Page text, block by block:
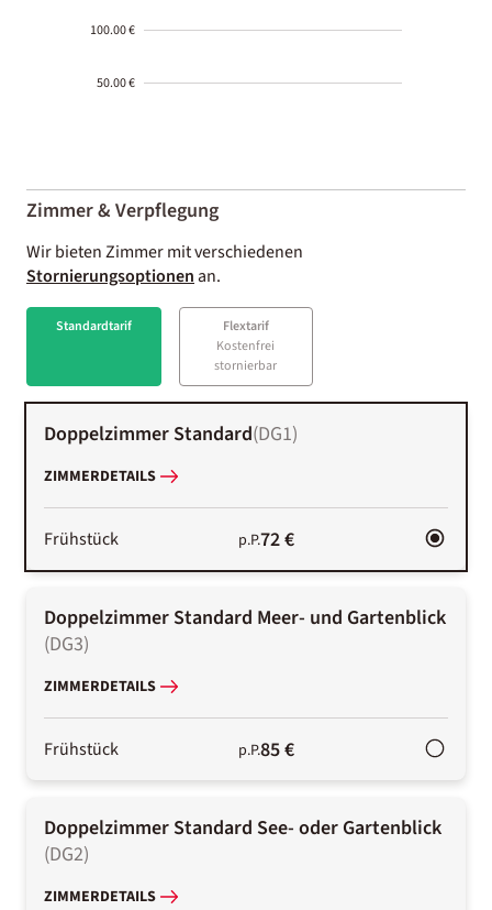
100.00 €
50.00 €
01-02
Zimmer & Verpflegung
Wir bieten Zimmer mit verschiedenen
Stornierungsoptionenan.
Standardtarif
Flextarif
Kostenfrei
stornierbar
Doppelzimmer Standard(DG1)
ZIMMERDETAILS
Frühstück p.P.72 €
Doppelzimmer Standard Meer- und Gartenblick
(DG3)
ZIMMERDETAILS
Frühstück p.P.85 €
Doppelzimmer Standard See- oder Gartenblick
(DG2)
ZIMMERDETAILS